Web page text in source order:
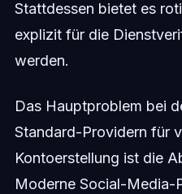
Stattdessen bietet es
explizit für die
werden.
Das Hauptproblem bei
Standard-Providern für
Kontoerstellung ist die
Moderne Social-Media-